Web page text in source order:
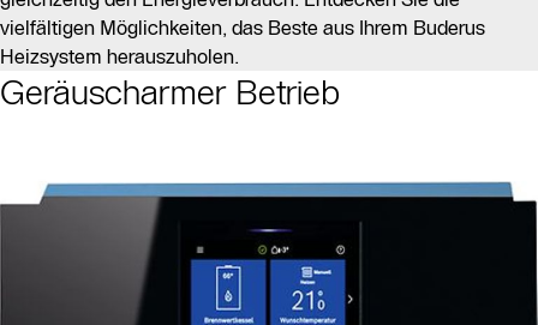
vielfältigen Möglichkeiten, das Beste aus Ihrem Buderus
Heizsystem herauszuholen.
Geräuscharmer Betrieb